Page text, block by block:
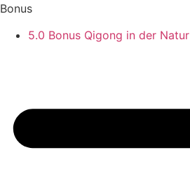
Bonus
5.0 Bonus Qigong in der Natur